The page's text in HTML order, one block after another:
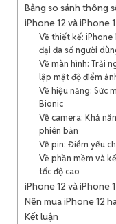
Bảng so sánh thông
iPhone 12 và iPhone
Về thiết kế: iPhone
đại đa số người
Về màn hình: Trải
lập mật độ điểm
Về hiệu năng: Sức
Bionic
Về camera: Khả
phiên bản
Về pin: Điểm yếu
Về phần mềm và
tốc độ cao
iPhone 12 và iPhone
Nên mua iPhone 12
Kết luận